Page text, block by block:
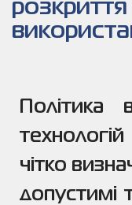
Політика
чітко
допустимі